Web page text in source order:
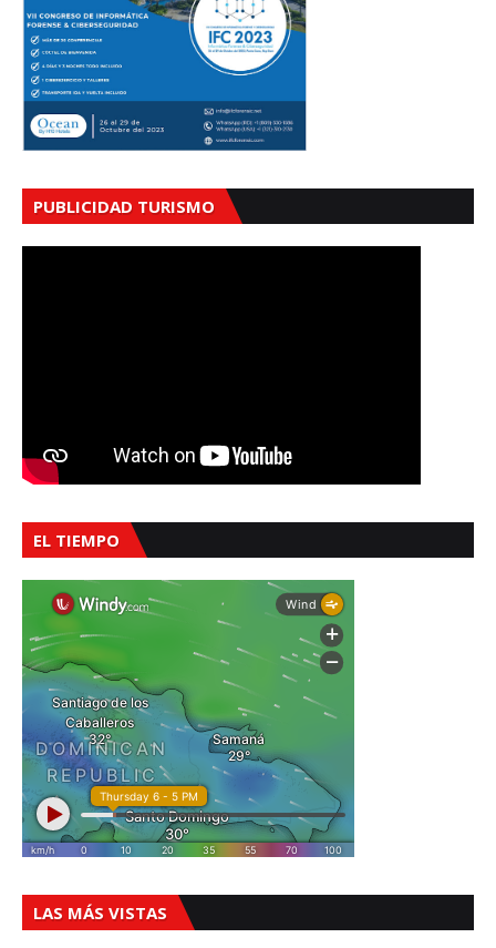
PUBLICIDAD TURISMO
EL TIEMPO
LAS MÁS VISTAS